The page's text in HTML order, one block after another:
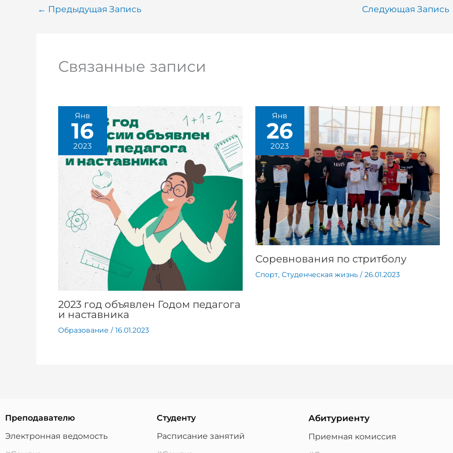
← Предыдущая Запись Следующая Запись
Связанные записи
Янв
16
2023
2023 год объявлен Годом педагога
и наставника
Образование / 16.01.2023
Янв
26
2023
Соревнования по стритболу
Спорт, Студенческая жизнь/ 26.01.2023
Преподавателю
Электронная ведомость
Студенту
Расписание занятий
Абитуриенту
Приемная комиссия